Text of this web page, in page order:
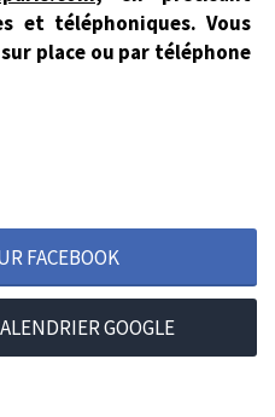
et téléphoniques. Vous
place ou par téléphone
FACEBOOK
GOOGLE